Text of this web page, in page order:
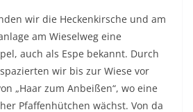
wir die Heckenkirsche und am
am Wieselweg eine
auch als Espe bekannt. Durch
wir bis zur Wiese vor
„Haar zum Anbeißen“, wo eine
Pfaffenhütchen wächst. Von da